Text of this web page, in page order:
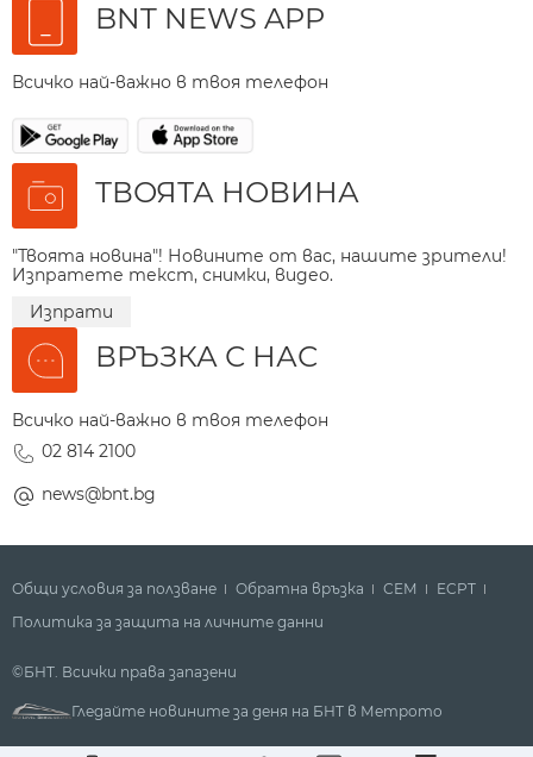
BNT NEWS APP
Всичко най-важно в твоя телефон
ТВОЯТА НОВИНА
"Твоята новина"! Новините от вас, нашите зрители!
Изпратете текст, снимки, видео.
Изпрати
ВРЪЗКА С НАС
Всичко най-важно в твоя телефон
02 814 2100
news@bnt.bg
Общи условия за ползване Обратна връзка СЕМ
ECPT
Политика за защита на личните данни
©БНТ. Всички права запазени
Гледайте новините за деня на БНТ в Метрото